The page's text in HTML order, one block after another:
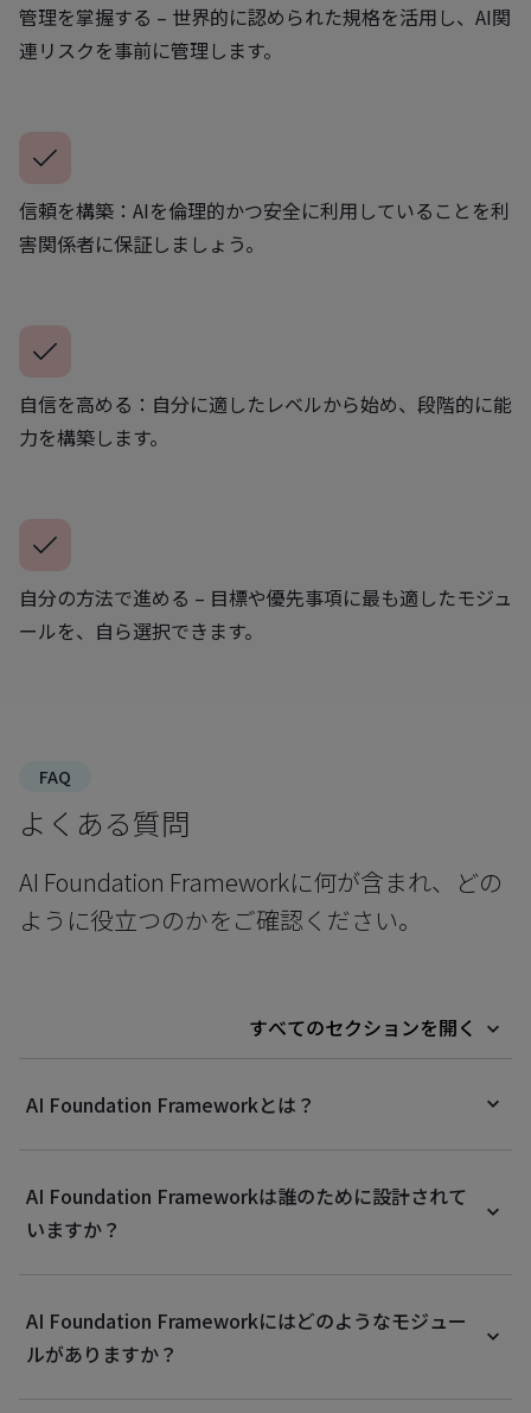
管理を掌握する – 世界的に認められた規格を活用し、AI関
連リスクを事前に管理します。
信頼を構築：AIを倫理的かつ安全に利用していることを利
害関係者に保証しましょう。
自信を高める：自分に適したレベルから始め、段階的に能
力を構築します。
自分の方法で進める – 目標や優先事項に最も適したモジュ
ールを、自ら選択できます。
FAQ
よくある質問
AI Foundation Frameworkに何が含まれ、どの
ように役立つのかをご確認ください。
すべてのセクションを開く
AI Foundation Frameworkとは？
AI Foundation Frameworkは誰のために設計されて
いますか？
AI Foundation Frameworkにはどのようなモジュー
ルがありますか？